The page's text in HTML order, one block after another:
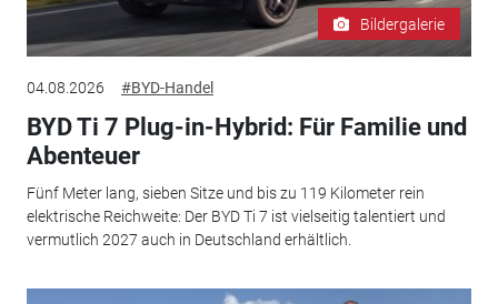
Bildergalerie
04.08.2026 #BYD-Handel
BYD Ti 7 Plug-in-Hybrid: Für Familie und
Abenteuer
Fünf Meter lang, sieben Sitze und bis zu 119 Kilometer rein
elektrische Reichweite: Der BYD Ti 7 ist vielseitig talentiert und
vermutlich 2027 auch in Deutschland erhältlich.